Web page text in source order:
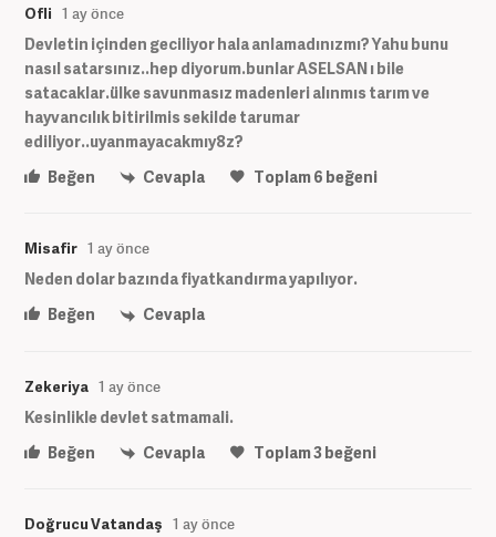
Ofli 1 ay önce
Devletin içinden geciliyor hala anlamadınızmı? Yahu bunu
nasıl satarsınız..hep diyorum.bunlar ASELSAN ı bile
satacaklar.ülke savunmasız madenleri alınmıs tarım ve
hayvancılık bitirilmis sekilde tarumar
ediliyor..uyanmayacakmıy8z?
Beğen
Cevapla Toplam6 beğeni
Misafir 1 ay önce
Neden dolar bazında fiyatkandırma yapılıyor.
Beğen
Cevapla
Zekeriya 1 ay önce
Kesinlikle devlet satmamali.
Beğen
Cevapla Toplam3beğeni
Doğrucu Vatandaş 1 ay önce